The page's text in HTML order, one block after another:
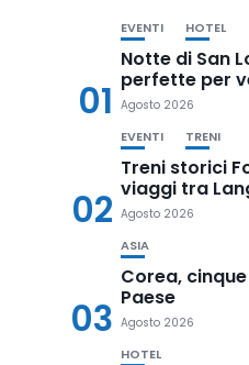
01
EVENTI HOTEL
Notte di San
perfette per
Agosto 2026
02
EVENTI TRENI
Treni storici
viaggi tra
Agosto 2026
03
ASIA
Corea,
Paese
Agosto 2026
HOTEL